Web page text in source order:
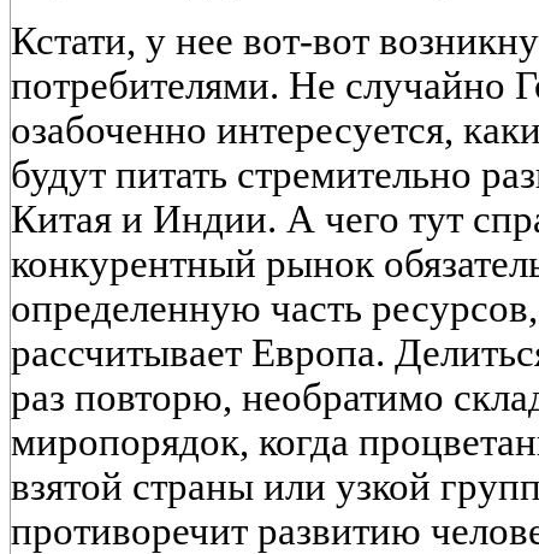
Кстати, у нее вот-вот
потребителями. Не случайно
озабоченно интересуется,
будут питать стремительно
Китая и Индии. А чего тут
конкурентный рынок
определенную часть
рассчитывает Европа.
раз повторю, необратимо
миропорядок, когда
взятой страны или узкой
противоречит развитию